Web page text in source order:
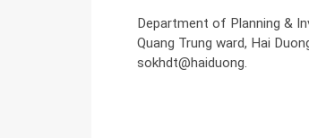
Department of Planning &
Quang Trung ward, Hai
sokhdt@haiduong.